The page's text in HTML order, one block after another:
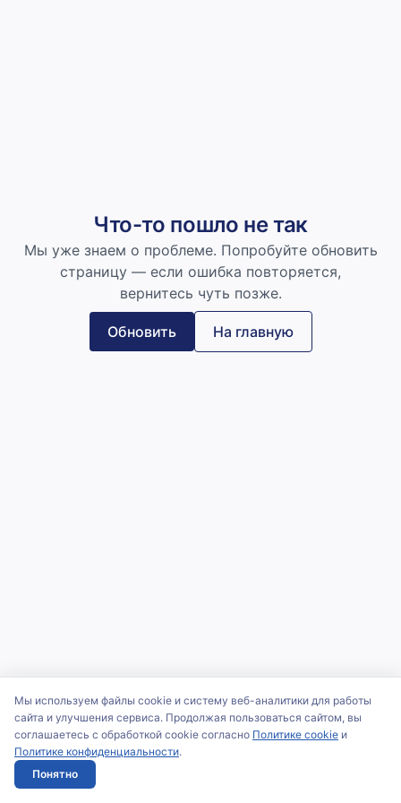
Что-то пошло не так
Мы уже знаем о проблеме. Попробуйте обновить
страницу — если ошибка повторяется,
вернитесь чуть позже.
Обновить На главную
Мы используем файлы cookie и систему веб-аналитики для работы
сайта и улучшения сервиса. Продолжая пользоваться сайтом, вы
соглашаетесь с обработкой cookie согласно Политике cookie и
Политике конфиденциальности.
Понятно